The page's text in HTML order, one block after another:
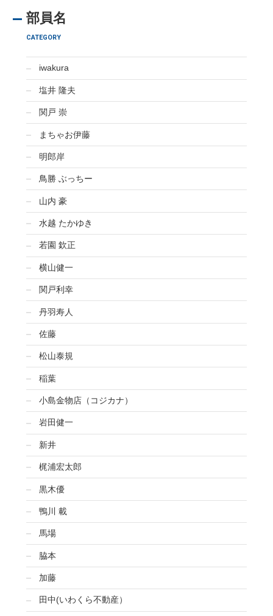
部員名
CATEGORY
iwakura
塩井 隆夫
関戸 崇
まちゃお伊藤
明郎岸
鳥勝 ぶっちー
山内 豪
水越 たかゆき
若園 欽正
横山健一
関戸利幸
丹羽寿人
佐藤
松山泰規
稲葉
小島金物店（コジカナ）
岩田健一
新井
梶浦宏太郎
黒木優
鴨川 載
馬場
脇本
加藤
田中(いわくら不動産）